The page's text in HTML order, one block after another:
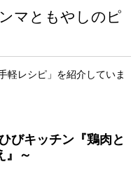
マともやしのピ
軽レシピ」を紹介していま
びキッチン『鶏肉と
』～